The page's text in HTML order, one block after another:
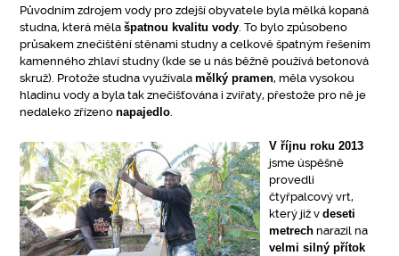
Původním zdrojem vody pro zdejší obyvatele byla mělká kopaná
studna, která mělašpatnou kvalitu vody. To bylo způsobeno
průsakem znečištění stěnami studny a celkově špatným řešením
kamenného zhlaví studny (kde se u nás běžně používá betonová
skruž). Protože studna využívalamělký pramen, měla vysokou
hladinu vody a byla tak znečišťována i zvířaty, přestože pro ně je
nedaleko zřízenonapajedlo.
V říjnu roku 2013
jsme úspěšně
provedli
čtyřpalcový vrt,
který již vdeseti
metrech narazil na
velmi silný přítok